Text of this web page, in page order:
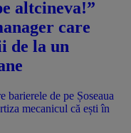
altcineva!”
care
de la un
de pe Șoseaua
mecanicul că ești în